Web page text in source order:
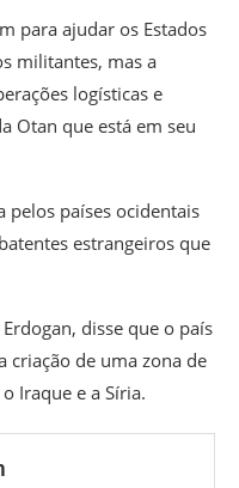
para ajudar os Estados
militantes, mas a
logísticas e
Otan que está em seu
pelos países ocidentais
estrangeiros que
disse que o país
criação de uma zona de
Iraque e a Síria.